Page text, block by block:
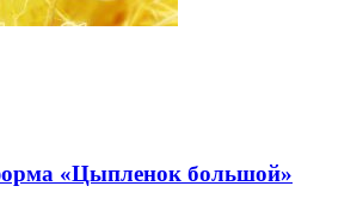
«Цыпленок большой»